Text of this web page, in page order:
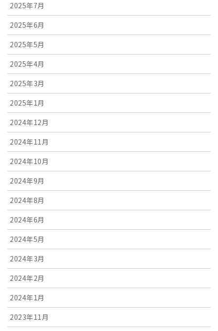
2025年7月
2025年6月
2025年5月
2025年4月
2025年3月
2025年1月
2024年12月
2024年11月
2024年10月
2024年9月
2024年8月
2024年6月
2024年5月
2024年3月
2024年2月
2024年1月
2023年11月